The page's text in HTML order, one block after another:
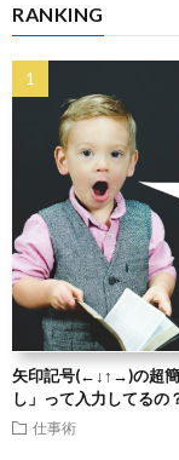
RANKING
矢印記号(←↓↑→)の超簡
し」って入力してるの
仕事術